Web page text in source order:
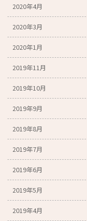
2020年4月
2020年3月
2020年1月
2019年11月
2019年10月
2019年9月
2019年8月
2019年7月
2019年6月
2019年5月
2019年4月